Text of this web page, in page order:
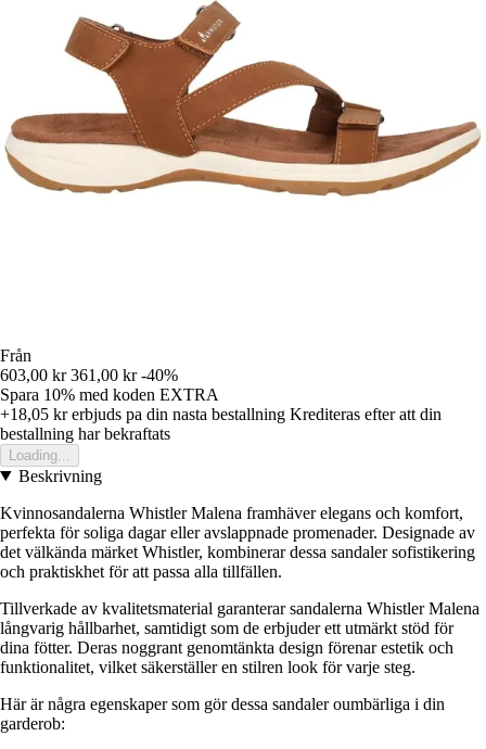
Från
603,00 kr 361,00 kr -40%
Spara 10% med koden EXTRA
+18,05 krerbjuds pa din nasta bestallning Krediteras efter att din
bestallning har bekraftats
Loading...
Beskrivning
Kvinnosandalerna Whistler Malena framhäver elegans och komfort,
perfekta för soliga dagar eller avslappnade promenader. Designade av
det välkända märket Whistler, kombinerar dessa sandaler sofistikering
och praktiskhet för att passa alla tillfällen.
Tillverkade av kvalitetsmaterial garanterar sandalerna Whistler Malena
långvarig hållbarhet, samtidigt som de erbjuder ett utmärkt stöd för
dina fötter. Deras noggrant genomtänkta design förenar estetik och
funktionalitet, vilket säkerställer en stilren look för varje steg.
Här är några egenskaper som gör dessa sandaler oumbärliga i din
garderob: